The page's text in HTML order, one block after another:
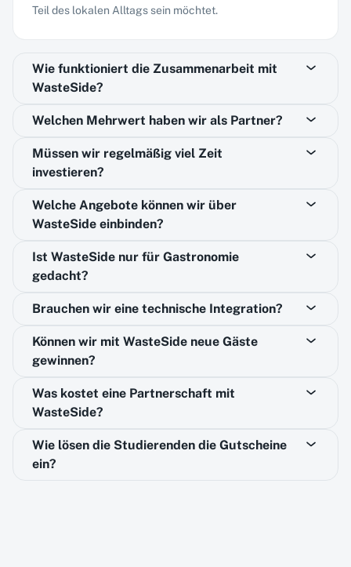
Teil des lokalen Alltags sein möchtet.
Wie funktioniert die Zusammenarbeit mit
WasteSide?
Welchen Mehrwert haben wir als Partner?
Müssen wir regelmäßig viel Zeit
investieren?
Welche Angebote können wir über
WasteSide einbinden?
Ist WasteSide nur für Gastronomie
gedacht?
Brauchen wir eine technische Integration?
Können wir mit WasteSide neue Gäste
gewinnen?
Was kostet eine Partnerschaft mit
WasteSide?
Wie lösen die Studierenden die Gutscheine
ein?